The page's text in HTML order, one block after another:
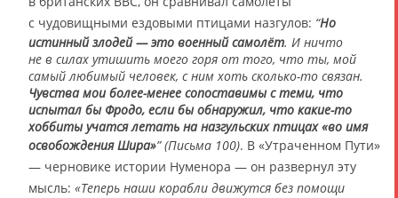
с чудовищными ездовыми птицами назгулов: “Но
истинный злодей — это военный самолёт. И ничто
не в силах утишить моего горя от того, что ты, мой
самый любимый человек, с ним хоть сколько-то связан.
Чувства мои более-менее сопоставимы с теми, что
испытал бы Фродо, если бы обнаружил, что какие-то
хоббиты учатся летать на назгульских птицах «во имя
освобождения Шира»” (Письма 100). В «Утраченном Пути»
― черновике истории Нуменора — он развернул эту
мысль: «Теперь наши корабли движутся без помощи